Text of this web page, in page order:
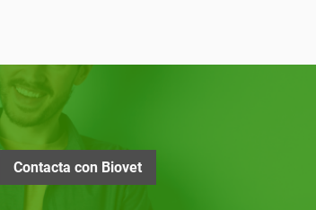
Contacta con Biovet